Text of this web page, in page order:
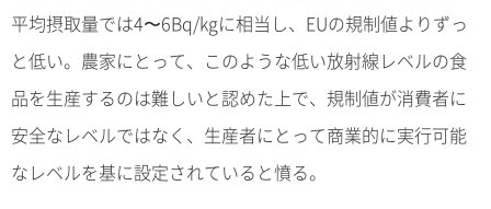
平均摂取量では4〜6Bq/kgに相当し、EUの規制値よりずっ
と低い。農家にとって、このような低い放射線レベルの食
品を生産するのは難しいと認めた上で、規制値が消費者に
安全なレベルではなく、生産者にとって商業的に実行可能
なレベルを基に設定されていると憤る。